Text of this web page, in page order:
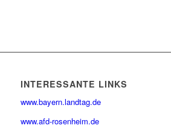
INTERESSANTE LINKS
www.bayern.landtag.de
www.afd-rosenheim.de